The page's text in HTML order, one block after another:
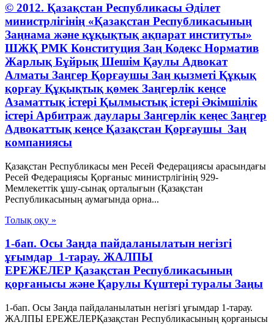
© 2012. Қазақстан Республикасы Әділет
министрлігінің «Қазақстан Республикасының
Заңнама және құқықтық ақпарат институты»
ШЖҚ РМК Конституция Заң Кодекс Норматив
Жарлық Бұйрық Шешім Қаулы Адвокат
Алматы Заңгер Қорғаушы Заң қызметі Құқық
қорғау Құқықтық қөмек Заңгерлік кеңсе
Азаматтық істері Қылмыстық істері Әкімшілік
істері Арбитраж даулары Заңгерлік кеңес Заңгер
Адвокаттық кеңсе Қазақстан Қорғаушы Заң
компаниясы
Қазақстан Республикасы мен Ресей Федерациясы арасындағы
Ресей Федерациясы Қорғаныс министрлігінің 929-
Мемлекеттік ұшу-сынақ орталығын (Қазақстан
Республикасының аумағында орна...
Толық оқу »
1-бап. Осы Заңда пайдаланылатын негізгі
ұғымдар 1-тарау. ЖАЛПЫ
ЕРЕЖЕЛЕР Қазақстан Республикасының
қорғанысы және Қарулы Күштері туралы Заңы
1-бап. Осы Заңда пайдаланылатын негізгі ұғымдар 1-тарау.
ЖАЛПЫ ЕРЕЖЕЛЕРҚазақстан Республикасының қорғанысы